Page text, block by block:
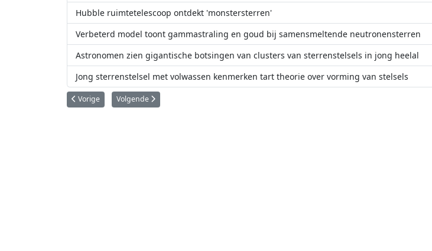
Hubble ruimtetelescoop ontdekt 'monstersterren'
Verbeterd model toont gammastraling en goud bij samensmeltende neutronensterren
Astronomen zien gigantische botsingen van clusters van sterrenstelsels in jong heelal
Jong sterrenstelsel met volwassen kenmerken tart theorie over vorming van stelsels
Vorig artikel: Zoom in op de eerste pagina van ESA Euclides' grote kosmische atlas
Vorige Volgende artikel: Astronomen zien bellen op steroppervlak in meest detailrijke video tot nu toe
Volgende